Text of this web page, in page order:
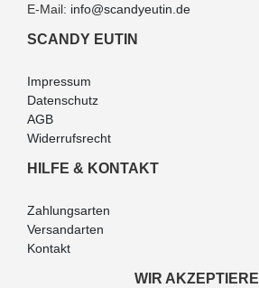
E-Mail: info@scandyeutin.de
SCANDY EUTIN
Impressum
Datenschutz
AGB
Widerrufsrecht
HILFE & KONTAKT
Zahlungsarten
Versandarten
Kontakt
WIR